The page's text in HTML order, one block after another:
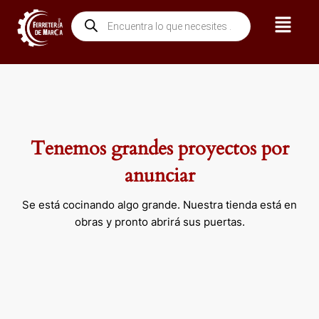
contenido
Búsqueda
de
productos
Menú
Tenemos grandes proyectos por
anunciar
Se está cocinando algo grande. Nuestra tienda está en
obras y pronto abrirá sus puertas.